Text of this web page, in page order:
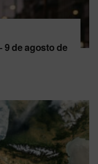
9 de agosto de